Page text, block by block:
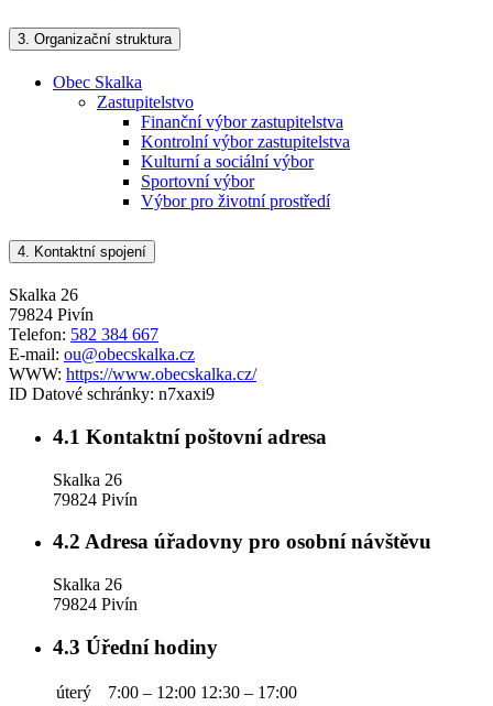
3. Organizační struktura
Obec Skalka
Zastupitelstvo
Finanční výbor zastupitelstva
Kontrolní výbor zastupitelstva
Kulturní a sociální výbor
Sportovní výbor
Výbor pro životní prostředí
4. Kontaktní spojení
Skalka 26
79824 Pivín
Telefon: 582 384 667
E-mail: ou@obecskalka.cz
WWW: https://www.obecskalka.cz/
ID Datové schránky: n7xaxi9
4.1 Kontaktní poštovní adresa
Skalka 26
79824 Pivín
4.2 Adresa úřadovny pro osobní návštěvu
Skalka 26
79824 Pivín
4.3 Úřední hodiny
úterý 7:00 – 12:00 12:30 – 17:00